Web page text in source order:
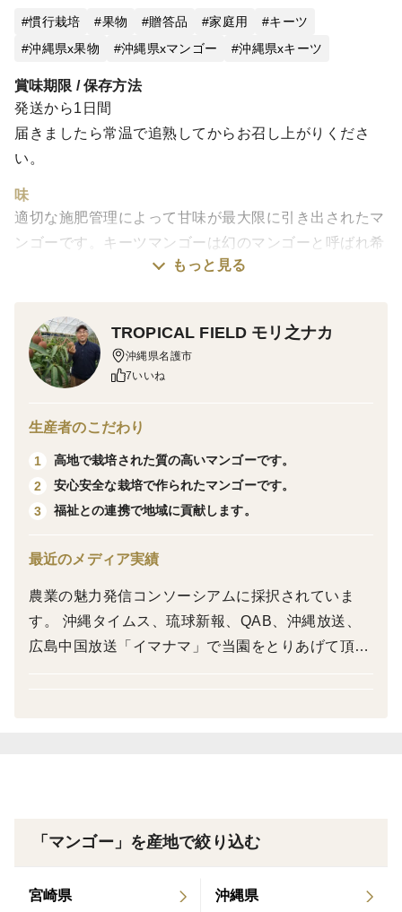
慣行栽培 果物 贈答品 家庭用
キーツ
沖縄県x果物
沖縄県xマンゴー 沖縄県xキーツ
賞味期限 / 保存方法
発送から1日間
届きましたら常温で追熟してからお召し上がりくださ
い。
味
適切な施肥管理によって甘味が最大限に引き出されたマ
ンゴーです。キーツマンゴーは幻のマンゴーと呼ばれ希
少品種のマンゴーになります。通常のマンゴーと比べて
栽培・生産のこだわり
適切な施肥管理、病害虫防除を行い育てたマンゴーで
す。糖度の高さを是非味わってください。
産地の特徴
世界自然遺産「やんばる」で育てられたマンゴーです。
一つ一つ吊り上げを行い、太陽の光を最大限浴びること
で糖度の高いマンゴーができます。
品種の特徴
回らない品種になります。
もっと見る
TROPICAL FIELD モリ之ナカ
沖縄県名護市
7いいね
生産者のこだわり
1
高地で栽培された質の高いマンゴーです。
2
安心安全な栽培で作られたマンゴーです。
3
福祉との連携で地域に貢献します。
最近のメディア実績
農業の魅力発信コンソーシアムに採択されていま
す。 沖縄タイムス、琉球新報、QAB、沖縄放送、
広島中国放送「イマナマ」で当園をとりあげて頂き
「マンゴー」を産地で絞り込む
宮崎県 沖縄県